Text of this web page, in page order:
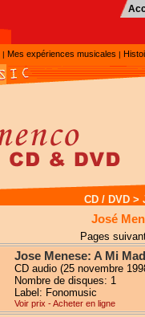
| Mes expériences musicales |
CD / DVD >
José
Pages
Jose Menese: A Mi
CD audio (25 novembre
Nombre de disques: 1
Label: Fonomusic
Voir prix - Acheter en ligne